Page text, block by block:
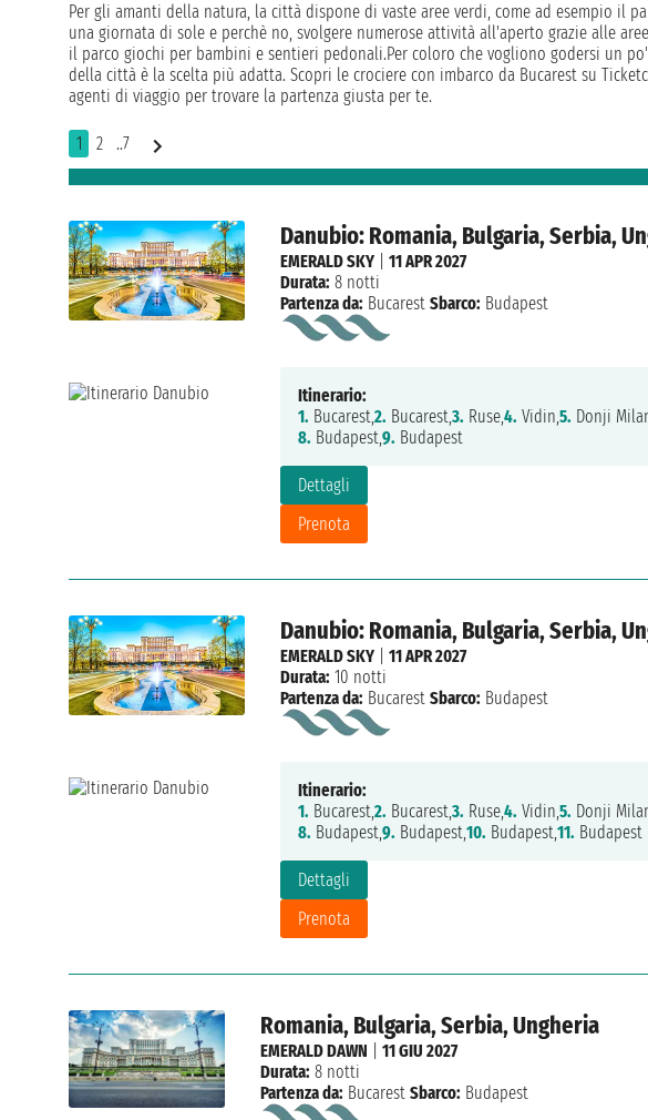
Per gli amanti della natura, la città dispone di vaste aree verdi, come ad esempio il
una giornata di sole e perchè no, svolgere numerose attività all'aperto grazie alle
il parco giochi per bambini e sentieri pedonali.Per coloro che vogliono godersi un
della città è la scelta più adatta. Scopri le crociere con imbarco da Bucarest su
agenti di viaggio per trovare la partenza giusta per te.
1 2 ..7
Danubio: Romania, Bulgaria, Serbia,
Dettagli
Prenota
EMERALD SKY| 11 APR 2027
Durata: 8 notti
Partenza da: Bucarest Sbarco: Budapest
Itinerario:
1. Bucarest,2. Bucarest,3. Ruse,4. Vidin,5. Donji
8. Budapest,9. Budapest
Danubio: Romania, Bulgaria, Serbia,
Dettagli
Prenota
EMERALD SKY| 11 APR 2027
Durata: 10 notti
Partenza da: Bucarest Sbarco: Budapest
Itinerario:
1. Bucarest,2. Bucarest,3. Ruse,4. Vidin,5. Donji
8. Budapest,9. Budapest,10. Budapest,11. Budapest
Romania, Bulgaria, Serbia, Ungheria
EMERALD DAWN |11 GIU 2027
Durata: 8 notti
Partenza da: Bucarest Sbarco: Budapest